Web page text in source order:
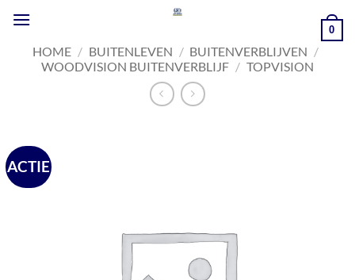
naar
inhoud
0
HOME / BUITENLEVEN / BUITENVERBLIJVEN /
WOODVISION BUITENVERBLIJF / TOPVISION
ACTIE